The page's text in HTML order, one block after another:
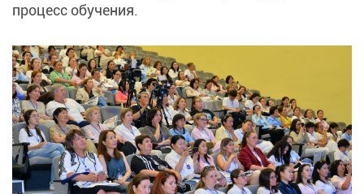
процесс обучения.